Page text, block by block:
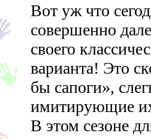
Вот уж что
совершенно
своего
варианта! Это
бы сапоги»,
имитирующие
В этом сезоне